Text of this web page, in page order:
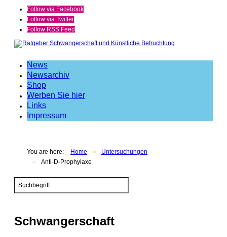
Follow via Facebook
Follow via Twitter
Follow RSS Feed
News
Newsarchiv
Shop
Werben Sie hier
Links
Impressum
You are here: Home ››
Untersuchungen
››
Anti-D-Prophylaxe
Search
Schwangerschaft